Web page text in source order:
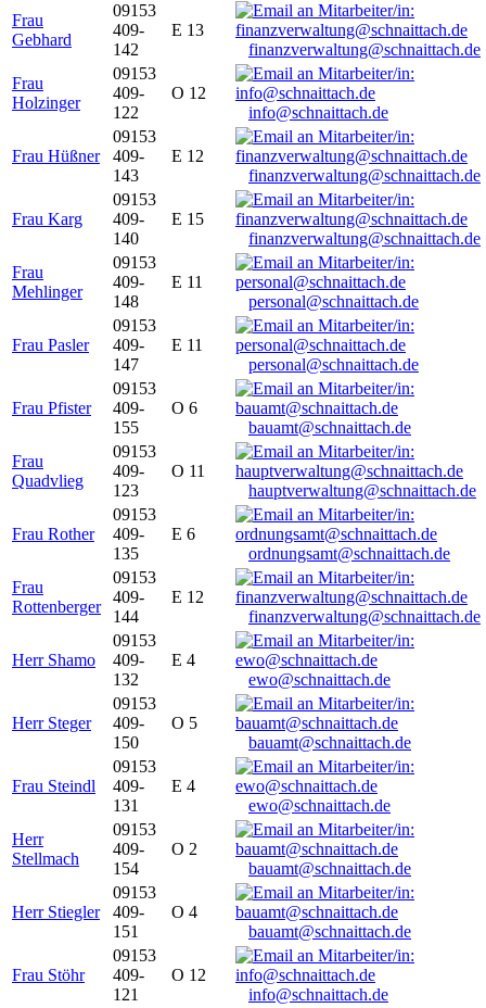
Frau
Gebhard
09153
409-
142
E 13
finanzverwaltung@schnaittach.de
Frau
Holzinger
09153
409-
122
O 12
info@schnaittach.de
Frau Hüßner
09153
409-
143
E 12
finanzverwaltung@schnaittach.de
Frau Karg
09153
409-
140
E 15
finanzverwaltung@schnaittach.de
Frau
Mehlinger
09153
409-
148
E 11
personal@schnaittach.de
Frau Pasler
09153
409-
147
E 11
personal@schnaittach.de
Frau Pfister
09153
409-
155
O 6
bauamt@schnaittach.de
Frau
Quadvlieg
09153
409-
123
O 11
hauptverwaltung@schnaittach.de
Frau Rother
09153
409-
135
E 6
ordnungsamt@schnaittach.de
Frau
Rottenberger
09153
409-
144
E 12
finanzverwaltung@schnaittach.de
Herr Shamo
09153
409-
132
E 4
ewo@schnaittach.de
Herr Steger
09153
409-
150
O 5
bauamt@schnaittach.de
Frau Steindl
09153
409-
131
E 4
ewo@schnaittach.de
Herr
Stellmach
09153
409-
154
O 2
bauamt@schnaittach.de
Herr Stiegler
09153
409-
151
O 4
bauamt@schnaittach.de
Frau Stöhr
09153
409-
121
O 12
info@schnaittach.de